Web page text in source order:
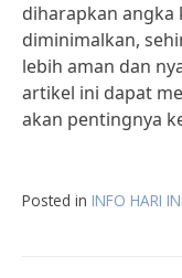
diharapkan angka
diminimalkan,
lebih aman dan
artikel ini dapat
akan pentingnya
Posted in INFO HARI INI